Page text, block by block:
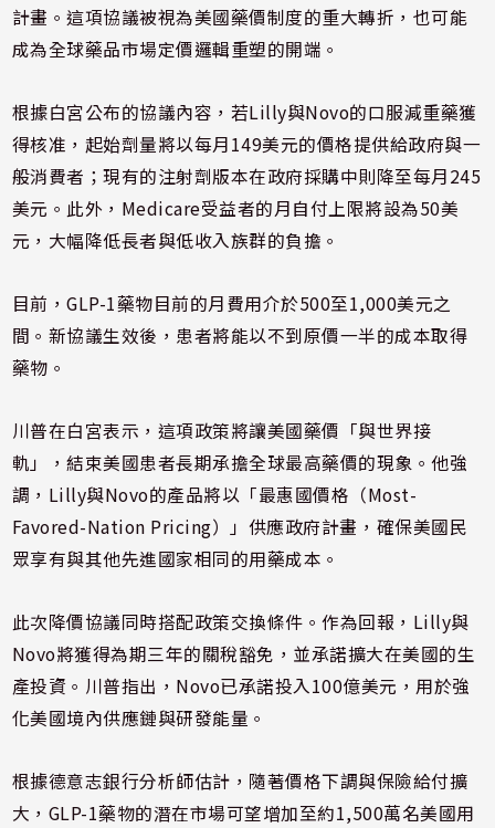
計畫。這項協議被視為美國藥價制度的重大轉折，也可能
成為全球藥品市場定價邏輯重塑的開端。
根據白宮公布的協議內容，若Lilly與Novo的口服減重藥獲
得核准，起始劑量將以每月149美元的價格提供給政府與一
般消費者；現有的注射劑版本在政府採購中則降至每月245
美元。此外，Medicare受益者的月自付上限將設為50美
元，大幅降低長者與低收入族群的負擔。
目前，GLP-1藥物目前的月費用介於500至1,000美元之
間。新協議生效後，患者將能以不到原價一半的成本取得
藥物。
川普在白宮表示，這項政策將讓美國藥價「與世界接
軌」，結束美國患者長期承擔全球最高藥價的現象。他強
調，Lilly與Novo的產品將以「最惠國價格（Most-
Favored-Nation Pricing）」供應政府計畫，確保美國民
眾享有與其他先進國家相同的用藥成本。
此次降價協議同時搭配政策交換條件。作為回報，Lilly與
Novo將獲得為期三年的關稅豁免，並承諾擴大在美國的生
產投資。川普指出，Novo已承諾投入100億美元，用於強
化美國境內供應鏈與研發能量。
根據德意志銀行分析師估計，隨著價格下調與保險給付擴
大，GLP-1藥物的潛在市場可望增加至約1,500萬名美國用